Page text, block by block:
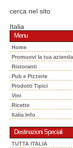
cerca nel sito
Italia
Menu
Home
Promuovi la tua azienda
Ristoranti
Pub e Pizzerie
Prodotti Tipici
Vini
Ricette
Italia Info
Destinazioni Speciali
TUTTA ITALIA